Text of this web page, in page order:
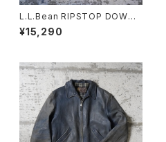
L.L.Bean RIPSTOP DOWN
JACKET
¥15,290